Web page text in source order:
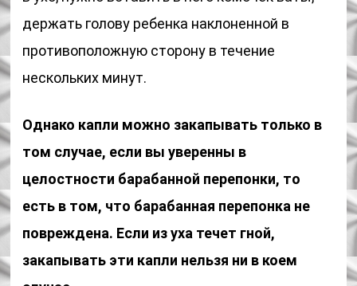
держать голову ребенка наклоненной в
противоположную сторону в течение
нескольких минут.
Однако капли можно закапывать только в
том случае, если вы уверенны в
целостности барабанной перепонки, то
есть в том, что барабанная перепонка не
повреждена. Если из уха течет гной,
закапывать эти капли нельзя ни в коем